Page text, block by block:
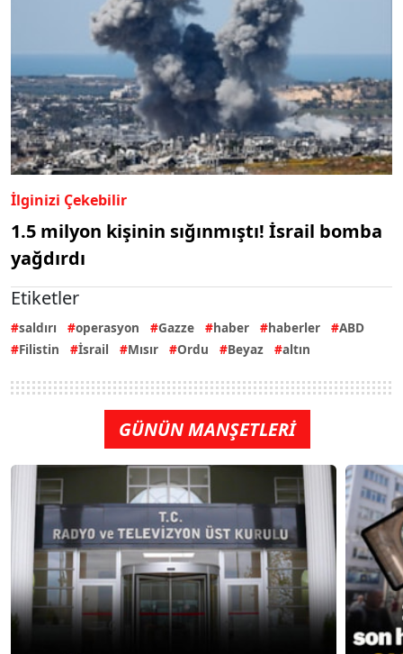
İlginizi Çekebilir
1.5 milyon kişinin sığınmıştı! İsrail bomba
yağdırdı
Etiketler
saldırı operasyon Gazze haber haberler
ABD
Filistin
İsrail Mısır Ordu Beyaz altın
GÜNÜN MANŞETLERİ